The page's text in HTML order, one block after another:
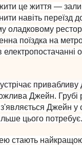
це життя —
навіть переїзд
поїздка на
привабливу
Джейн. Грубі
Джейн у
цього потребує.
стають